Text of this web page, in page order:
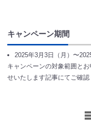
キャンペーン期間
2025年3月3日（月）〜
キャンペーンの対象範囲と
せいたします記事にてご確認